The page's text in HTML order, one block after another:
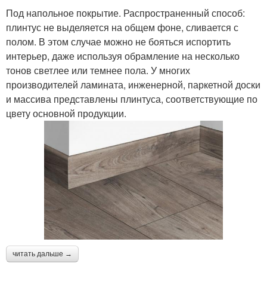
Под напольное покрытие. Распространенный способ:
плинтус не выделяется на общем фоне, сливается с
полом. В этом случае можно не бояться испортить
интерьер, даже используя обрамление на несколько
тонов светлее или темнее пола. У многих
производителей ламината, инженерной, паркетной доски
и массива представлены плинтуса, соответствующие по
цвету основной продукции.
читать дальше →